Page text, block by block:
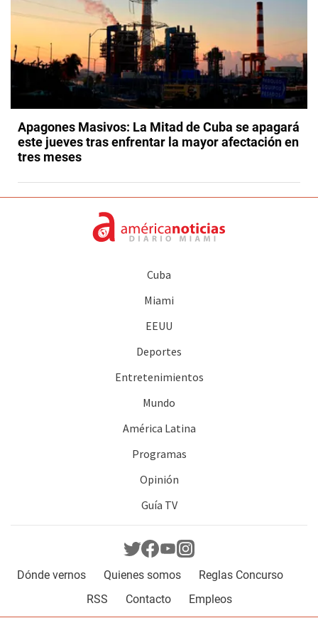
Apagones Masivos: La Mitad de Cuba se apagará
este jueves tras enfrentar la mayor afectación en
tres meses
Cuba
Miami
EEUU
Deportes
Entretenimientos
Mundo
América Latina
Programas
Opinión
Guía TV
Dónde vernos Quienes somos
Reglas Concurso
RSS
Contacto Empleos